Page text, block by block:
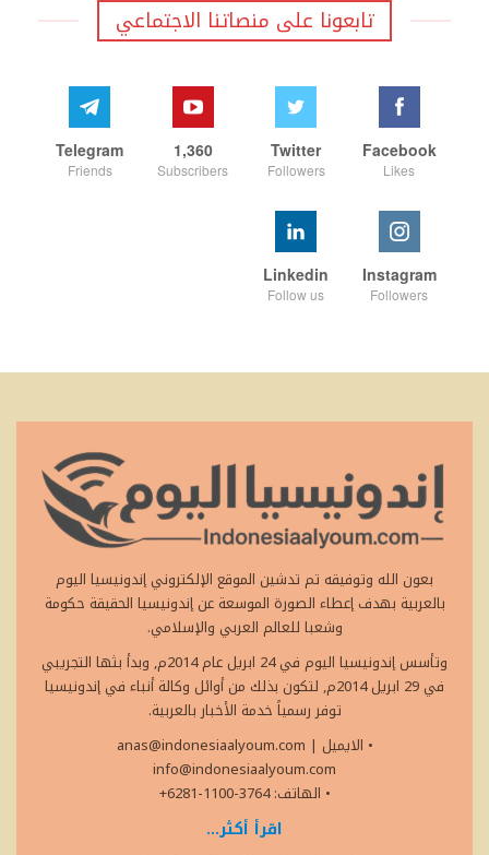
تابعونا على منصاتنا الاجتماعي
Facebook
Likes
Twitter
Followers
1,360
Subscribers
Telegram
Friends
Instagram
Followers
Linkedin
Follow us
بعون الله وتوفيقه تم تدشين الموقع الإلكتروني إندونيسيا اليوم
بالعربية بهدف إعطاء الصورة الموسعة عن إندونيسيا الحقيقة حكومة
وشعبا للعالم العربي والإسلامي.
وتأسس إندونيسيا اليوم في 24 ابريل عام 2014م, وبدأ بثها التجريبي
في 29 ابريل 2014م, لتكون بذلك من أوائل وكالة أنباء في إندونيسيا
توفر رسمياً خدمة الأخبار بالعربية.
• الايميل
anas@indonesiaalyoum.com |
info@indonesiaalyoum.com
• الهاتف: 3764-1100-6281+
اقرأ أكثر...